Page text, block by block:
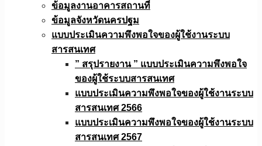
ข้อมูลงานอาคารสถานที่
ข้อมูลจังหวัดนครปฐม
แบบประเมินความพึงพอใจของผู้ใช้งานระบบ
สารสนเทศ
” สรุปรายงาน ” แบบประเมินความพึงพอใจ
ของผู้ใช้ระบบสารสนเทศ
แบบประเมินความพึงพอใจของผู้ใช้งานระบบ
สารสนเทศ 2566
แบบประเมินความพึงพอใจของผู้ใช้งานระบบ
สารสนเทศ 2567